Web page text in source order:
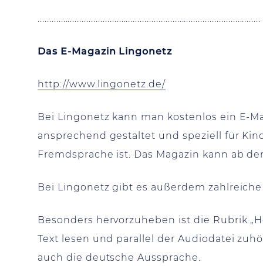
................................................................................................
Das E-Magazin Lingonetz
http://www.lingonetz.de/
Bei Lingonetz kann man kostenlos ein E-
ansprechend gestaltet und speziell für
Fremdsprache ist. Das Magazin kann ab
Bei Lingonetz gibt es außerdem
Besonders hervorzuheben ist die Rubrik
Text lesen und parallel der Audiodatei
auch die deutsche Aussprache.